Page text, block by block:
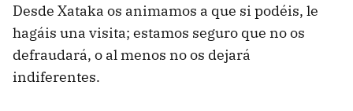
Desde Xataka os animamos a que si podéis, le
hagáis una visita; estamos seguro que no os
defraudará, o al menos no os dejará
indiferentes.